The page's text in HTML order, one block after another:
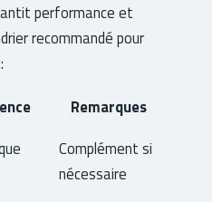
performance et
recommandé pour
Remarques
Complément si
nécessaire